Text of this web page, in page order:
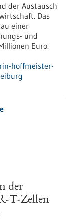
der Austausch
Das
einer
und
Euro.
hoffmeister-
der
T-Zellen